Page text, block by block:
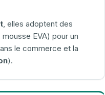
, elles adoptent des
EVA) pour un
le commerce et la
).